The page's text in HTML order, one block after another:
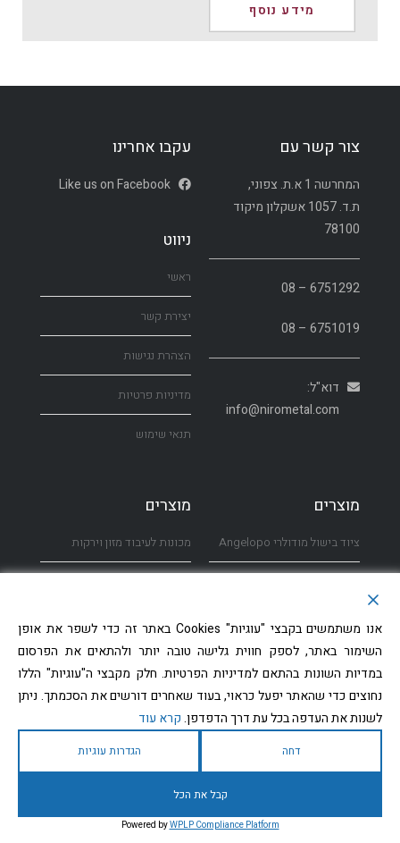
מידע נוסף
צור קשר עם
המחרשה 1 א.ת. צפוני,
ת.ד. 1057 אשקלון מיקוד
78100
6751292 – 08
6751019 – 08
דוא"ל:
info@nirometal.com
עקבו אחרינו
Like us on Facebook
ניווט
ראשי
יצירת קשר
הצהרת נגישות
מדיניות פרטיות
תנאי שימוש
מוצרים
ציוד בישול מודולרי Angelopo
מכונות קוביות קרח Icematic
מדיחי כלים Kromo
מוצרים
מכונות לעיבוד מזון וירקות
דלפקי הגשה ושירות עצמי
פגודות
דרופ אין מחומם/מקורר
© כל הזכויות שמורות ל- נירומטל | נבנה על ידי RAVENMEDIA בנייה, עיצוב וקידום
אתרים
אנו משתמשים בקבצי "עוגיות" Cookies באתר זה כדי לשפר את אופן
השימור באתר, לספק חווית גלישה טובה יותר ולהתאים את הפרסום
במדיות השונות בהתאם למדיניות הפרטיות. חלק מקבצי ה"עוגיות" הללו
נחוצים כדי שהאתר יפעל כראוי, בעוד שאחרים דורשים את הסכמתך. ניתן
לשנות את העדפה בכל עת דרך הדפדפן.קרא עוד
דחה הגדרות עוגיות
קבל את הכל
Powered byWPLP Compliance Platform